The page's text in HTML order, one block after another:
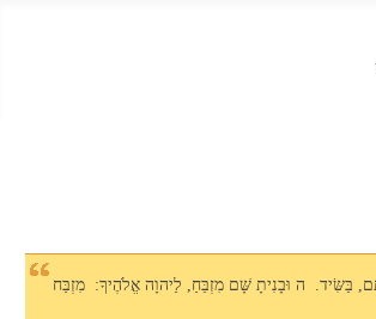
בַּשִּׂיד. ה וּבָנִיתָ שָּׁם מִזְבֵּחַ, לַיהוָה אֱלֹהֶיךָ: מִזְבַּח